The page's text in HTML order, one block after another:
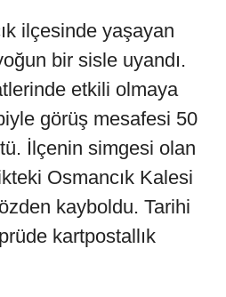
ilçesinde yaşayan
bir sisle uyandı.
etkili olmaya
görüş mesafesi 50
İlçenin simgesi olan
Osmancık Kalesi
kayboldu. Tarihi
kartpostallık